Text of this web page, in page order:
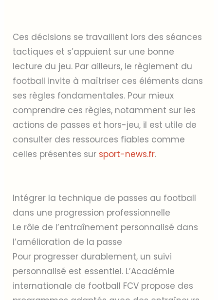
Ces décisions se travaillent lors des séances
tactiques et s’appuient sur une bonne
lecture du jeu. Par ailleurs, le règlement du
football invite à maîtriser ces éléments dans
ses règles fondamentales. Pour mieux
comprendre ces règles, notamment sur les
actions de passes et hors-jeu, il est utile de
consulter des ressources fiables comme
celles présentes sur sport-news.fr.
Intégrer la technique de passes au football
dans une progression professionnelle
Le rôle de l’entraînement personnalisé dans
l’amélioration de la passe
Pour progresser durablement, un suivi
personnalisé est essentiel. L’Académie
internationale de football FCV propose des